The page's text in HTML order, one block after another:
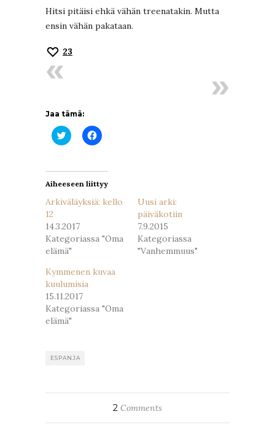
Hitsi pitäisi ehkä vähän treenatakin. Mutta
ensin vähän pakataan.
23
Jaa tämä:
Jaa
Twitterissä(Avautuu
Jaa
Facebookissa(Avautuu
Aiheeseen liittyy
Arkiväläyksiä: kello
12
14.3.2017
Kategoriassa "Oma
elämä"
Uusi arki:
päiväkotiin
7.9.2015
Kategoriassa
"Vanhemmuus"
Kymmenen kuvaa
kuulumisia
15.11.2017
Kategoriassa "Oma
elämä"
ESPANJA
2 Comments